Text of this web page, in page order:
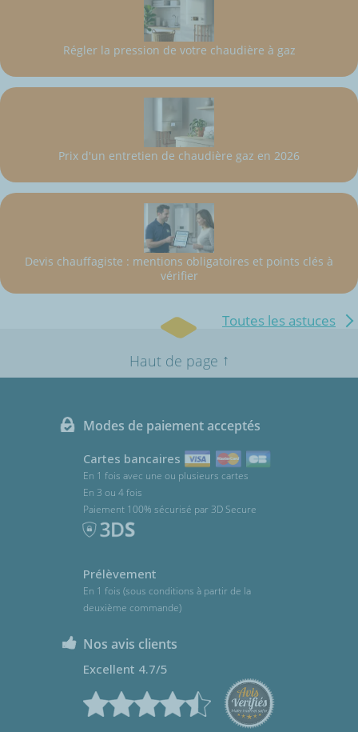
Régler la pression de votre chaudière à gaz
Prix d'un entretien de chaudière gaz en 2026
Devis chauffagiste : mentions obligatoires et points clés à
vérifier
Toutes les astuces
Haut de page ↑
Modes de paiement acceptés
Cartes bancaires
En 1 fois avec une ou plusieurs cartes
En 3 ou 4 fois
Paiement 100% sécurisé par 3D Secure
Prélèvement
En 1 fois (sous conditions à partir de la
deuxième commande)
Nos avis clients
Excellent 4.7/5